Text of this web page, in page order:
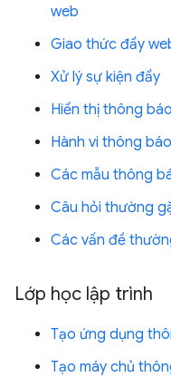
web
Giao thức đẩy
Xử lý sự kiện đẩy
Hiển thị thông báo
Hành vi thông báo
Các mẫu thông
Câu hỏi thường
Các vấn đề
Lớp học lập trình
Tạo ứng dụng
Tạo máy chủ